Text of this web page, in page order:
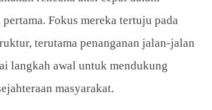
Fokus mereka tertuju pada
terutama penanganan jalan-jalan
langkah awal untuk mendukung
masyarakat.